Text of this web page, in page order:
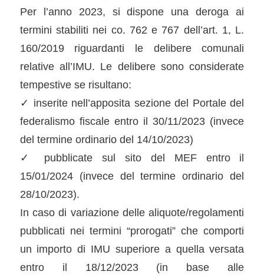
Per l’anno 2023, si dispone una deroga ai
termini stabiliti nei co. 762 e 767 dell’art. 1, L.
160/2019 riguardanti le delibere comunali
relative all’IMU. Le delibere sono considerate
tempestive se risultano:
✓ inserite nell’apposita sezione del Portale del
federalismo fiscale entro il 30/11/2023 (invece
del termine ordinario del 14/10/2023)
✓ pubblicate sul sito del MEF entro il
15/01/2024 (invece del termine ordinario del
28/10/2023).
In caso di variazione delle aliquote/regolamenti
pubblicati nei termini “prorogati” che comporti
un importo di IMU superiore a quella versata
entro il 18/12/2023 (in base alle